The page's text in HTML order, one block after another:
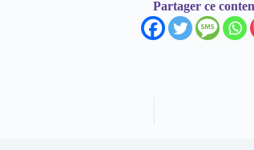
Partager ce